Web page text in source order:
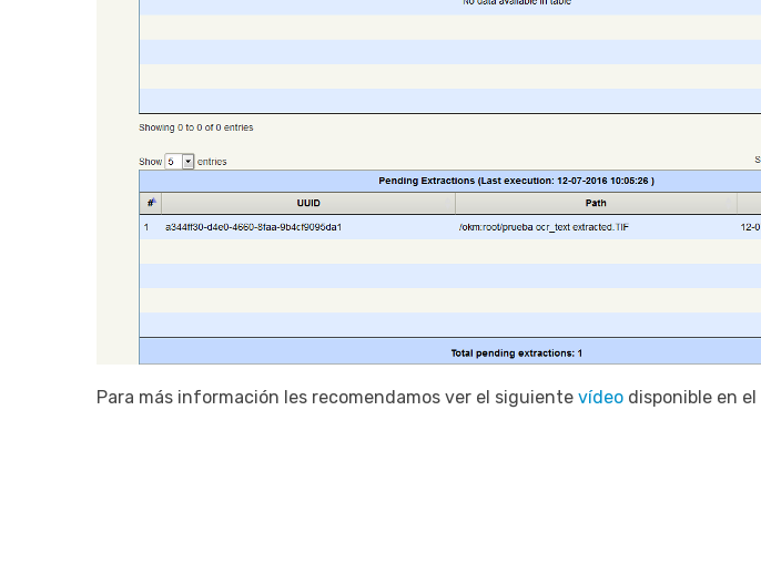
Para más información les recomendamos ver el siguiente vídeo disponible en el